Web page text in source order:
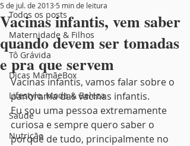
Todos os posts
Maternidade & Filhos
Tô Grávida
Dicas MamãeBox
Lifestyle, Moda & Beleza
Saúde
Nutrição
Vacinas infantis, vem saber
quando devem ser tomadas
e pra que servem
5 de jul. de 2013 5 min de leitura
Vacinas infantis, vamos falar sobre o
panorama das vacinas infantis.
Eu sou uma pessoa extremamente
curiosa e sempre quero saber o
porquê de tudo, principalmente no